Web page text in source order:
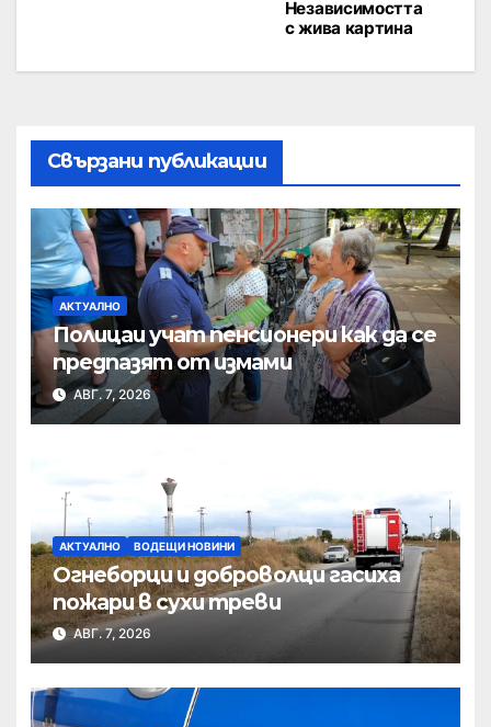
Независимостта
с жива картина
Свързани публикации
АКТУАЛНО
Полицаи учат пенсионери как да се
предпазят от измами
АВГ. 7, 2026
АКТУАЛНО ВОДЕЩИ НОВИНИ
Огнеборци и доброволци гасиха
пожари в сухи треви
АВГ. 7, 2026